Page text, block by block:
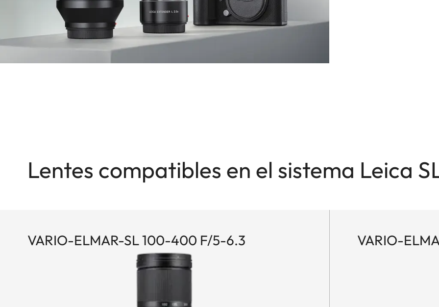
Lentes compatibles en el sistema Leica
VARIO-ELMAR-SL 100-400 F/5-6.3 VARIO-